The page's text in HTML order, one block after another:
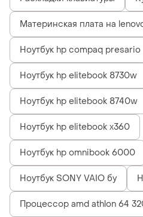
Материнская плата на
Ноутбук hp compaq
Ноутбук hp elitebook 8730w
Ноутбук hp elitebook 8740w
Ноутбук hp elitebook x360
Ноутбук hp omnibook 6000
Ноутбук SONY VAIO бу
Процессор amd athlon 64